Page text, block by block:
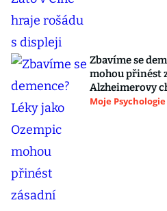
Zbavíme se
mohou přinést
Alzheimerovy
Moje Psychologie